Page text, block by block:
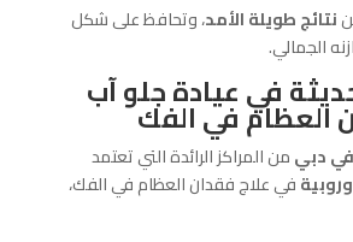
نتائج طويلة الأمد، وتحافظ على شكل
الجمالي.
في عيادة جلو آب
العظام في الفك
دبيمن المراكز الرائدة التي تعتمد
في علاج فقدان العظام في الفك،